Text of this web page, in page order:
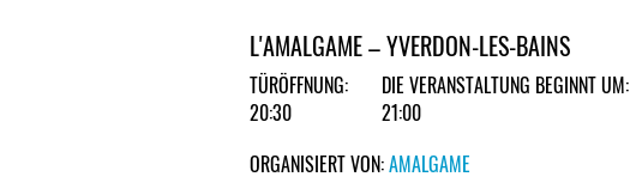
L'AMALGAME – YVERDON-LES-BAINS
TÜRÖFFNUNG:
20:30
DIE VERANSTALTUNG BEGINNT UM:
21:00
ORGANISIERT VON:AMALGAME